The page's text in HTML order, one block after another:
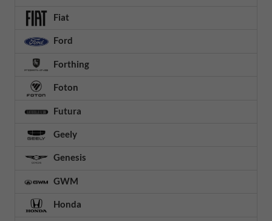
Fiat
Ford
Forthing
Foton
Futura
Geely
Genesis
GWM
Honda